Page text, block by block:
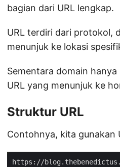
bagian dari URL lengkap.
URL terdiri dari protokol,
menunjuk ke lokasi
Sementara domain
URL yang menunjuk ke
Struktur URL
Contohnya, kita gunakan